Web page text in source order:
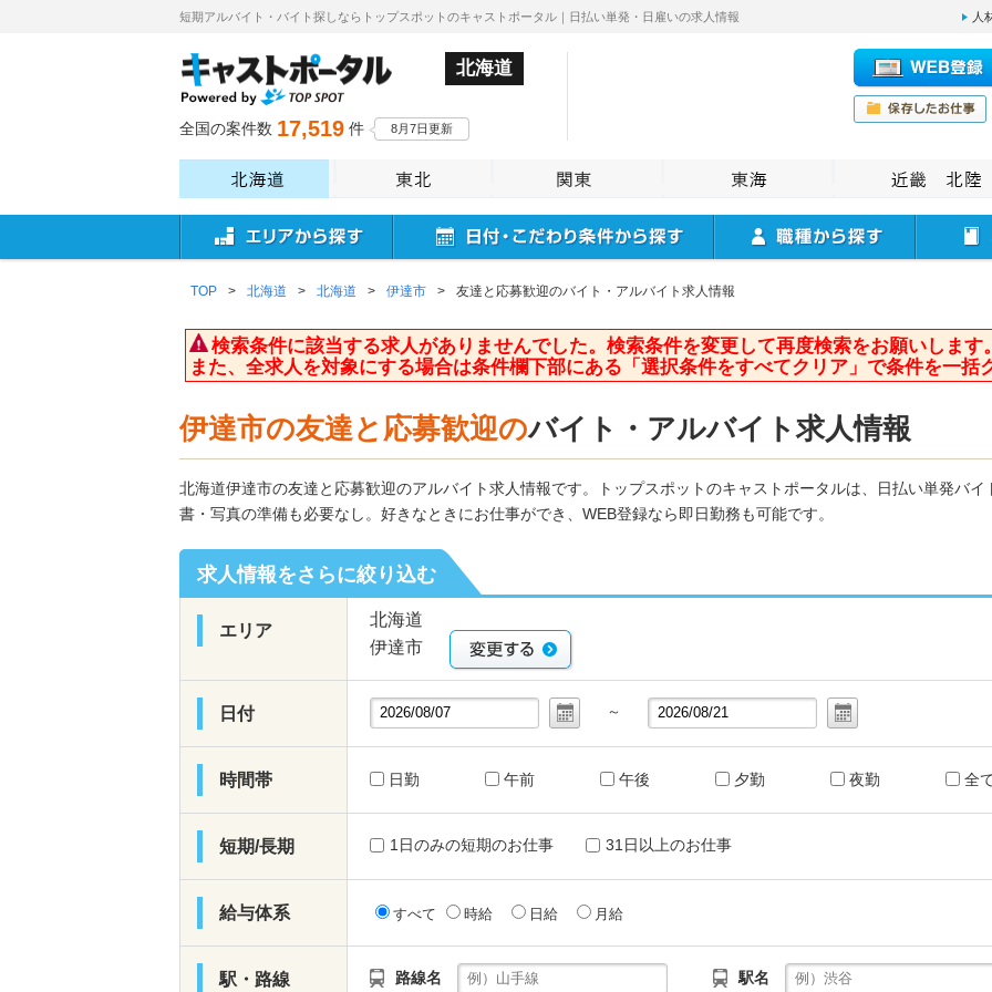
短期アルバイト・バイト探しならトップスポットのキャストポータル｜日払い単発・日雇いの求人情報 人
北海道
全国の案件数 17,519 件 8月7日更新
TOP > 北海道 > 北海道 > 伊達市 > 友達と応募歓迎のバイト・アルバイト求人情報
検索条件に該当する求人がありませんでした。検索条件を変更して再度検索をお願いします
また、全求人を対象にする場合は条件欄下部にある「選択条件をすべてクリア」で条件を一括
伊達市の友達と応募歓迎のバイト・アルバイト求人情報
北海道伊達市の友達と応募歓迎のアルバイト求人情報です。トップスポットのキャストポータルは、日払い単発バ
書・写真の準備も必要なし。好きなときにお仕事ができ、WEB登録なら即日勤務も可能です。
求人情報をさらに絞り込む
エリア
北海道
伊達市
日付 ～
時間帯 日勤 午前 午後 夕勤 夜勤 全
短期/長期 1日のみの短期のお仕事 31日以上のお仕事
給与体系 すべて 時給 日給 月給
駅・路線 路線名 駅名